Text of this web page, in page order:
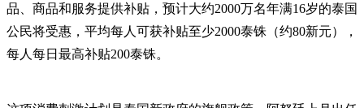
品、商品和服务提供补贴，预计大约2000万名年满16岁的泰国
公民将受惠，平均每人可获补贴至少2000泰铢（约80新元），
每人每日最高补贴200泰铢。